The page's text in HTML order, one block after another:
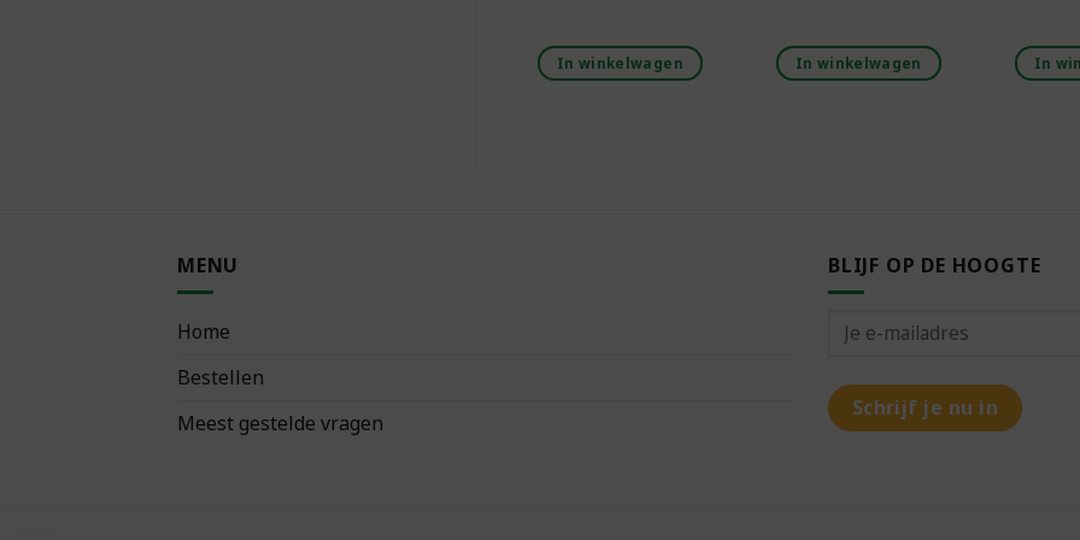
In winkelwagen In winkelwagen In
MENU
Home
Bestellen
Meest gestelde vragen
BLIJF OP DE HOOGTE